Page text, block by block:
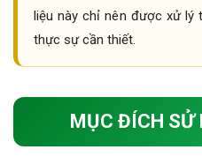
liệu này chỉ nên được xử lý
thực sự cần thiết.
MỤC ĐÍCH SỬ